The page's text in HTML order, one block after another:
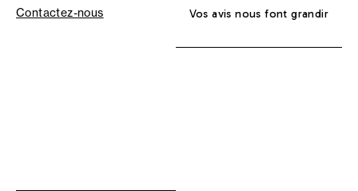
Contactez-nous Vos avis nous font grandir